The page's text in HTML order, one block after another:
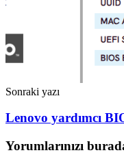
Sonraki yazı
Lenovo yardımcı
Yorumlarınızı